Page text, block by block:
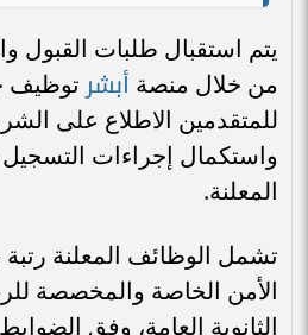
يتم استقبال طلبات القبول
من خلال منصة أبشر توظيف
للمتقدمين الاطلاع على
واستكمال إجراءات التسجيل
المعلنة.
تشمل الوظائف المعلنة
الأمن الخاصة والمخصصة
الثانوية العامة، وفق